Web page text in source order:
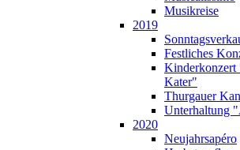
Musikreise
2019
Festliches
Kinderkonzert
Kater"
Thurgauer
Unterhaltung
2020
Neujahrsapéro